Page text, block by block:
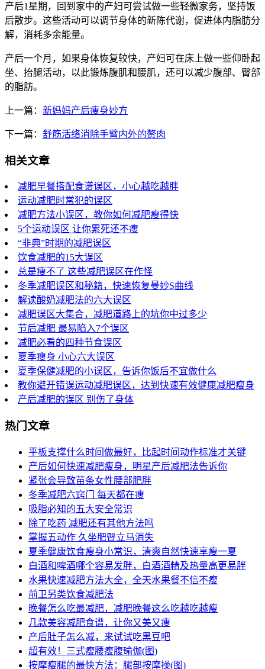
产后1星期，回到家中的产妇可尝试做一些轻微家务，坚持饭
后散步。这些活动可以调节身体的新陈代谢，促进体内脂肪分
解，消耗多余能量。
产后一个月，如果身体恢复较快，产妇可在床上做一些仰卧起
坐、抬腿活动，以此锻炼腹肌和腰肌，还可以减少腹部、臀部
的脂肪。
上一篇： 新妈妈产后瘦身妙方
下一篇： 舒筋活络消除手臂内外的赘肉
相关文章
减肥早餐搭配食谱误区，小心越吃越胖
运动减肥时常犯的误区
减肥方法小误区，教你如何减肥瘦得快
5个运动误区 让你累死还不瘦
“非典”时期的减肥误区
饮食减肥的15大误区
总是瘦不了 这些减肥误区在作怪
冬季减肥误区和秘籍，快速恢复曼妙S曲线
解读酸奶减肥法的六大误区
减肥误区大集合，减肥道路上的坑你中过多少
节后减肥 最易陷入7个误区
减肥必看的四种节食误区
夏季瘦身 小心六大误区
夏季保健减肥的小误区，告诉你饭后不宜做什么
教你避开错误运动减肥误区，达到快速有效健康减肥瘦身
产后减肥的误区 别伤了身体
热门文章
平板支撑什么时间做最好，比起时间动作标准才关键
产后如何快速减肥瘦身，明星产后减肥法告诉你
紧张会导致苗条女性腰部肥胖
冬季减肥六窍门 每天都在瘦
吸脂必知的五大安全常识
除了吃药 减肥还有其他方法吗
掌握五动作 久坐肥臀立马消失
夏季健康饮食瘦身小常识，清爽自然快速享瘦一夏
白酒和啤酒哪个容易发胖，白酒酒精及热量高更易胖
水果快速减肥方法大全，全天水果餐不信不瘦
前卫另类饮食减肥法
晚餐怎么吃最减肥，减肥晚餐这么吃越吃越瘦
几款美容减肥食谱，让你又美又瘦
产后肚子怎么减，来试试吃黑豆吧
超有效！三式瘦腰瘦腹瑜伽(图)
按摩瘦腿的最快方法：腿部按摩操(图)